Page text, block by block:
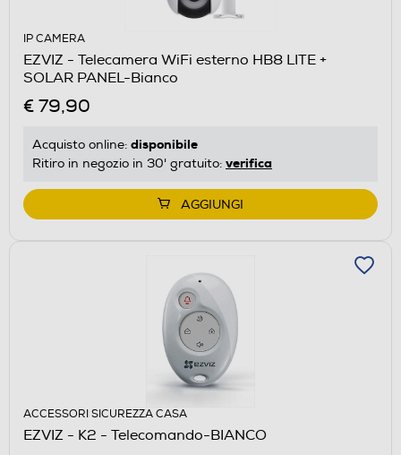
IP CAMERA
EZVIZ - Telecamera WiFi esterno HB8 LITE +
SOLAR PANEL-Bianco
€ 79,90
Acquisto online: disponibile
Ritiro in negozio in 30' gratuito: verifica
AGGIUNGI
ACCESSORI SICUREZZA CASA
EZVIZ - K2 - Telecomando-BIANCO